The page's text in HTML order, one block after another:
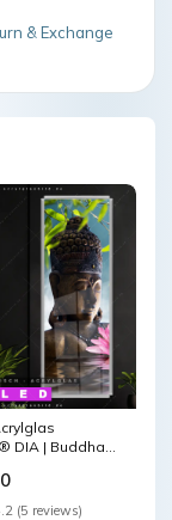
& Exchange
DIA | Buddha
x 105
(5 reviews)